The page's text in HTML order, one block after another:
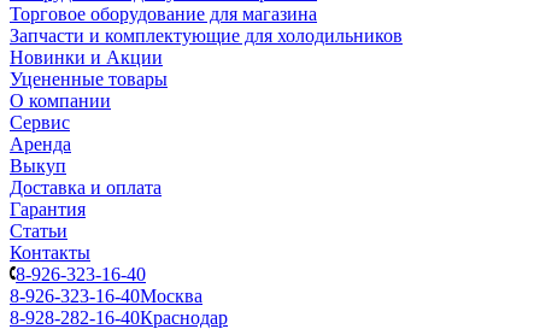
Торговое оборудование для магазина
Запчасти и комплектующие для холодильников
Новинки и Акции
Уцененные товары
О компании
Сервис
Аренда
Выкуп
Доставка и оплата
Гарантия
Статьи
Контакты
8-926-323-16-40
8-926-323-16-40Москва
8-928-282-16-40Краснодар